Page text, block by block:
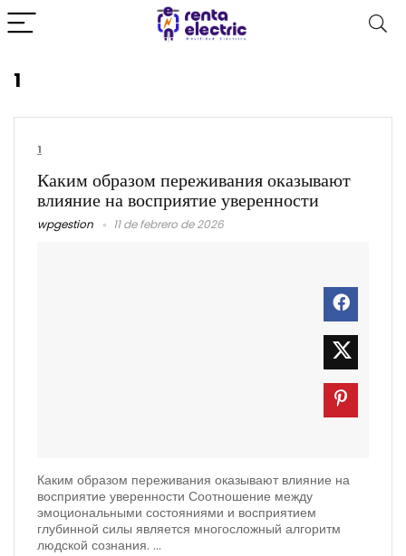
1
1
Каким образом переживания оказывают
влияние на восприятие уверенности
wpgestion 11 de febrero de 2026
Каким образом переживания оказывают влияние на
восприятие уверенности Соотношение между
эмоциональными состояниями и восприятием
глубинной силы является многосложный алгоритм
людской сознания. ...